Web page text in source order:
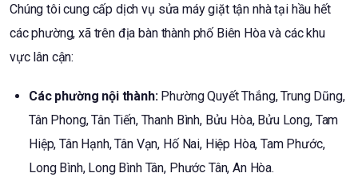
Chúng tôi cung cấp dịch vụ sửa máy giặt tận nhà tại hầu hết
các phường, xã trên địa bàn thành phố Biên Hòa và các khu
vực lân cận:
Các phường nội thành:Phường Quyết Thắng, Trung Dũng,
Tân Phong, Tân Tiến, Thanh Bình, Bửu Hòa, Bửu Long, Tam
Hiệp, Tân Hạnh, Tân Vạn, Hố Nai, Hiệp Hòa, Tam Phước,
Long Bình, Long Bình Tân, Phước Tân, An Hòa.